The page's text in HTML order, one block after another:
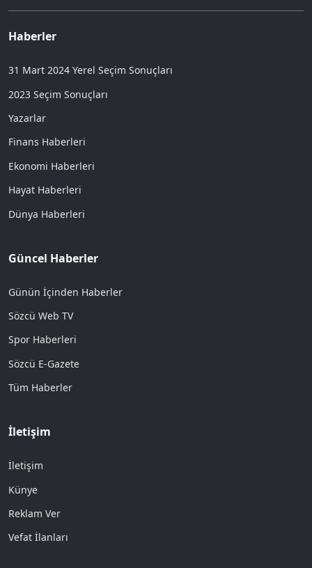
Haberler
31 Mart 2024 Yerel Seçim Sonuçları
2023 Seçim Sonuçları
Yazarlar
Finans Haberleri
Ekonomi Haberleri
Hayat Haberleri
Dünya Haberleri
Güncel Haberler
Günün İçinden Haberler
Sözcü Web TV
Spor Haberleri
Sözcü E-Gazete
Tüm Haberler
İletişim
İletişim
Künye
Reklam Ver
Vefat İlanları